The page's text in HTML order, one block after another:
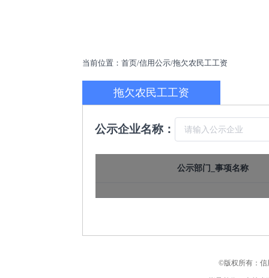
当前位置：首页/信用公示/拖欠农民工工资
拖欠农民工工资
公示企业名称：
公示部门_事项名称
©版权所有：信